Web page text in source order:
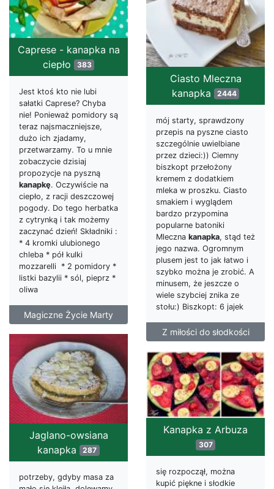
Ciasto Mleczna
kanapka
2444
mój starty, sprawdzony
przepis na pyszne ciasto
szczególnie uwielbiane
przez dzieci:)) Ciemny
biszkopt przełożony
kremem z dodatkiem
mleka w proszku. Ciasto
smakiem i wyglądem
bardzo przypomina
popularne batoniki
Mleczna kanapka, stąd też
jego nazwa. Ogromnym
plusem jest to jak łatwo i
szybko można je zrobić. A
minusem, że jeszcze o
wiele szybciej znika ze
stołu:) Biszkopt: 6 jajek
Z miłości do słodkości
Caprese - kanapka na
ciepło
383
Jest ktoś kto nie lubi
sałatki Caprese? Chyba
nie! Ponieważ pomidory są
teraz najsmaczniejsze,
dużo ich zjadamy,
przetwarzamy. To u mnie
zobaczycie dzisiaj
propozycje na pyszną
kanapkę. Oczywiście na
ciepło, z racji deszczowej
pogody. Do tego herbatka
z cytrynką i tak możemy
zaczynać dzień! Składniki :
* 4 kromki ulubionego
chleba * pół kulki
mozzarelli * 2 pomidory *
listki bazylii * sól, pieprz *
oliwa
Magiczne Życie Marty
Jaglano-owsiana
kanapka 287
potrzeby, gdyby masa za
Kanapka z Arbuza
307
się rozpoczął, można
kupić piękne i słodkie